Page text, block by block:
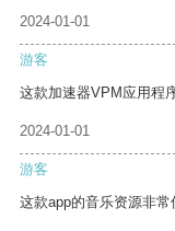
2024-01-01
游客
这款加速器VPM应用程
2024-01-01
游客
这款app的音乐资源非常